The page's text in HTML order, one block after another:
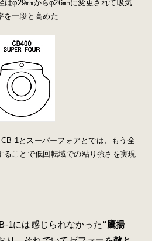
はφ29㎜からφ26㎜に変更されて吸気
を一段と高めた
1とスーパーフォアとでは、もう全
ことで低回転域での粘り強さを実現
1には感じられなかった“鷹揚